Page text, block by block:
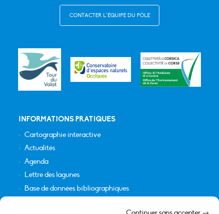
CONTACTER L’ÉQUIPE DU PÔLE
INFORMATIONS PRATIQUES
Cartographie interactive
Actualités
Agenda
Lettre des lagunes
Base de données bibliographiques